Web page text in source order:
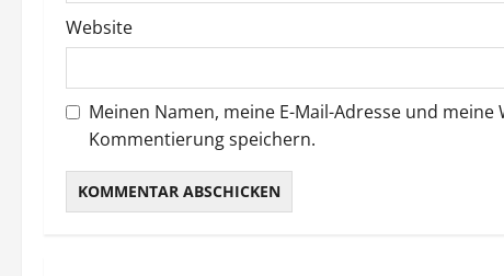
o
n
Website
Meinen Namen, meine E-Mail-Adresse und
Kommentierung speichern.